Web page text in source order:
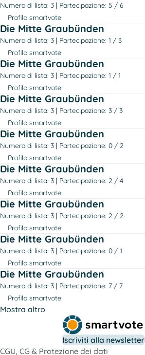
Numero di lista: 3
Partecipazione: 5 / 6
Profilo smartvote
Die Mitte Graubünden
Numero di lista: 3
Partecipazione: 1 / 3
Profilo smartvote
Die Mitte Graubünden
Numero di lista: 3
Partecipazione: 1 / 1
Profilo smartvote
Die Mitte Graubünden
Numero di lista: 3
Partecipazione: 3 / 3
Profilo smartvote
Die Mitte Graubünden
Numero di lista: 3
Partecipazione: 0 / 2
Profilo smartvote
Die Mitte Graubünden
Numero di lista: 3
Partecipazione: 2 / 4
Profilo smartvote
Die Mitte Graubünden
Numero di lista: 3
Partecipazione: 2 / 2
Profilo smartvote
Die Mitte Graubünden
Numero di lista: 3
Partecipazione: 0 / 1
Profilo smartvote
Die Mitte Graubünden
Numero di lista: 3
Partecipazione: 7 / 7
Profilo smartvote
Mostra altro
Iscriviti alla newsletter
CGU, CG & Protezione dei dati